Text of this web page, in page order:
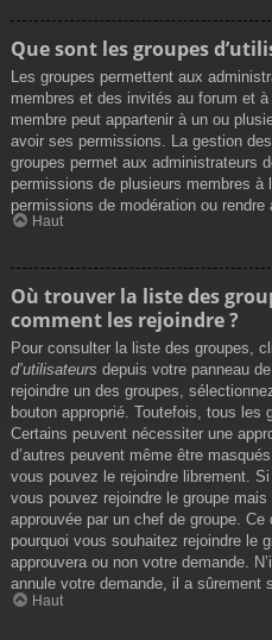
Que sont les groupes
Les groupes permettent aux
membres et des invités au forum et
membre peut appartenir à un ou
avoir ses permissions. La gestion
groupes permet aux administrateurs
permissions de plusieurs membres à
permissions de modération ou rendre
Haut
Où trouver la liste des
comment les rejoindre ?
Pour consulter la liste des groupes,
d’utilisateurs depuis votre panneau
rejoindre un des groupes,
bouton approprié. Toutefois, tous les
Certains peuvent nécessiter une
d’autres peuvent même être
vous pouvez le rejoindre librement.
vous pouvez rejoindre le groupe
approuvée par un chef de groupe. Ce
pourquoi vous souhaitez rejoindre le
approuvera ou non votre demande.
annule votre demande, il a sûrement
Haut